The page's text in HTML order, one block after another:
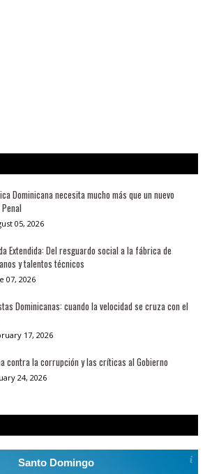
Dominicana necesita mucho más que un nuevo
05, 2026
Extendida: Del resguardo social a la fábrica de
y talentos técnicos
07, 2026
Dominicanas: cuando la velocidad se cruza con el
17, 2026
contra la corrupción y las críticas al Gobierno
24, 2026
Santo Domingo